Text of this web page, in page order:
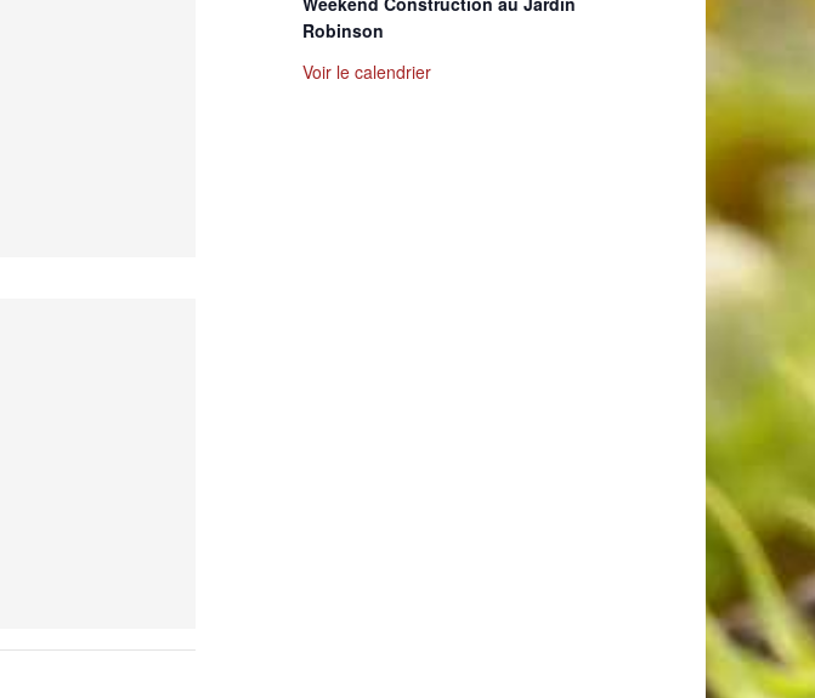
Robinson
Voir le calendrier